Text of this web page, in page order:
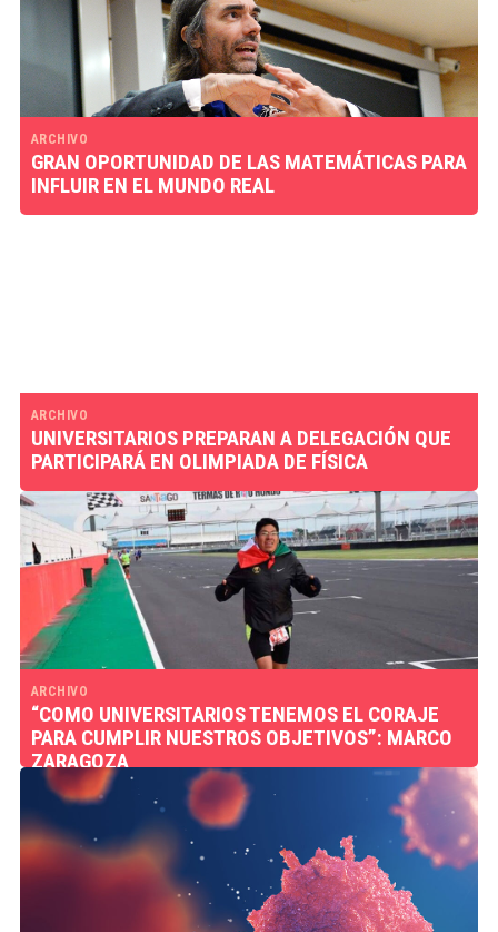
ARCHIVO
GRAN OPORTUNIDAD DE LAS MATEMÁTICAS PARA
INFLUIR EN EL MUNDO REAL
ARCHIVO
UNIVERSITARIOS PREPARAN A DELEGACIÓN QUE
PARTICIPARÁ EN OLIMPIADA DE FÍSICA
ARCHIVO
“COMO UNIVERSITARIOS TENEMOS EL CORAJE
PARA CUMPLIR NUESTROS OBJETIVOS”: MARCO
ZARAGOZA